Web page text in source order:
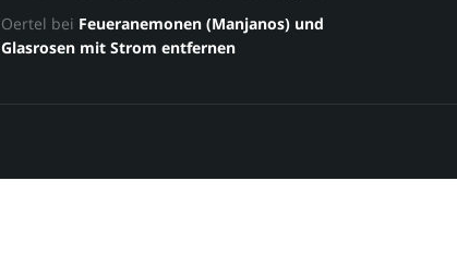
Oertel bei Feueranemonen (Manjanos) und
Glasrosen mit Strom entfernen